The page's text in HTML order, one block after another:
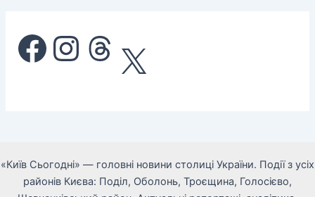
Facebook Instagram Threads X
«Київ Сьогодні» — головні новини столиці України. Події з усіх
районів Києва: Поділ, Оболонь, Троєщина, Голосієво,